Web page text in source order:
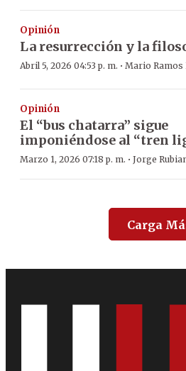
Opinión
La resurrección y la
Abril 5, 2026 04:53 p. m. · Mario Ramos
Opinión
El “bus chatarra” sigue
imponiéndose al “tren
Marzo 1, 2026 07:18 p. m. · Jorge
Carga